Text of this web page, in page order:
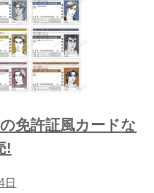
免許証風カードな
!
日